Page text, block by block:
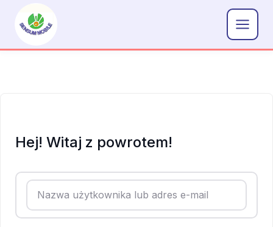
treści
Hej! Witaj z powrotem!